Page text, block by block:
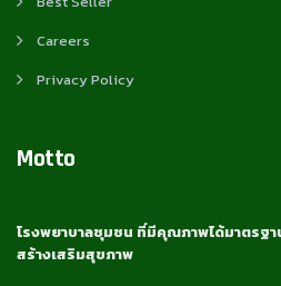
Careers
Privacy Policy
Motto
โรงพยาบาลชุมชน ที่มีคุณภาพได้มาตรฐา
สร้างเสริมสุขภาพ